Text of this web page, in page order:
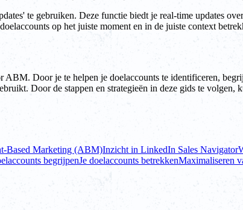
te gebruiken. Deze functie biedt je real-time updates
op het juiste moment en in de juiste context
Door je te helpen je doelaccounts te identificeren,
Door de stappen en strategieën in deze gids te
Based Marketing (ABM)Inzicht in LinkedIn Sales Navigator
begrijpenJe doelaccounts betrekkenMaximaliseren